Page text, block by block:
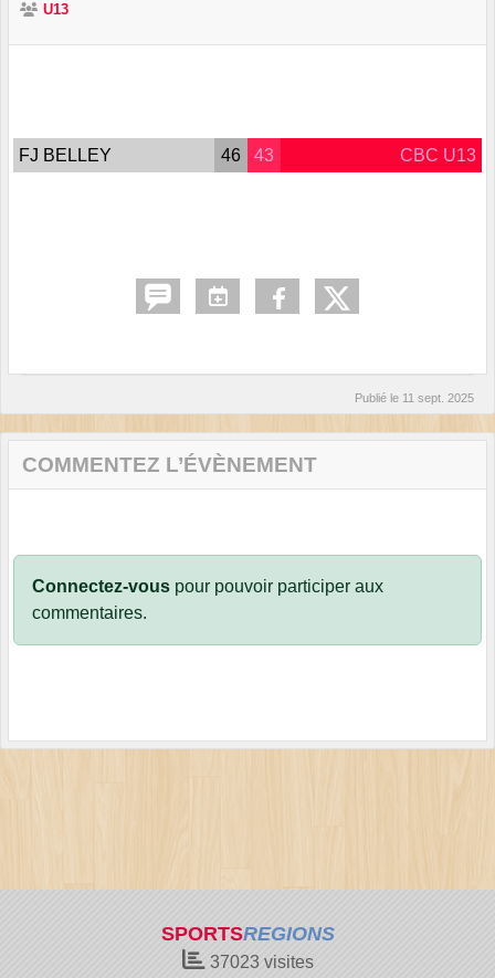
U13
FJ BELLEY 46 43 CBC U13
Publié le 11 sept. 2025
COMMENTEZ L’ÉVÈNEMENT
Connectez-vous pour pouvoir participer aux
commentaires.
SPORTSREGIONS
37023visites